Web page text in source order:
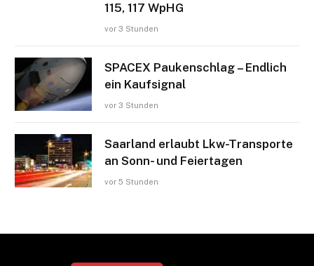
115, 117 WpHG
vor 3 Stunden
SPACEX Paukenschlag – Endlich
ein Kaufsignal
vor 3 Stunden
Saarland erlaubt Lkw-Transporte
an Sonn- und Feiertagen
vor 5 Stunden